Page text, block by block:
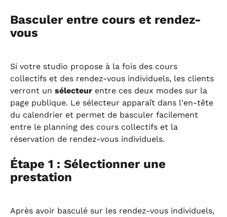
Basculer entre cours et rendez-
vous
Si votre studio propose à la fois des cours
collectifs et des rendez-vous individuels, les clients
verront un sélecteur entre ces deux modes sur la
page publique. Le sélecteur apparaît dans l'en-tête
du calendrier et permet de basculer facilement
entre le planning des cours collectifs et la
réservation de rendez-vous individuels.
Étape 1 : Sélectionner une
prestation
Après avoir basculé sur les rendez-vous individuels,